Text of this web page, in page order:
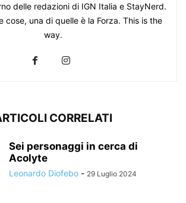
delle redazioni di IGN Italia e StayNerd.
cose, una di quelle è la Forza. This is the
way.
CORRELATI
Sei personaggi in cerca di
Acolyte
Leonardo Diofebo - 29 Luglio 2024